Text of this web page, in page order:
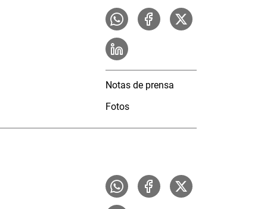
Notas de prensa
Fotos